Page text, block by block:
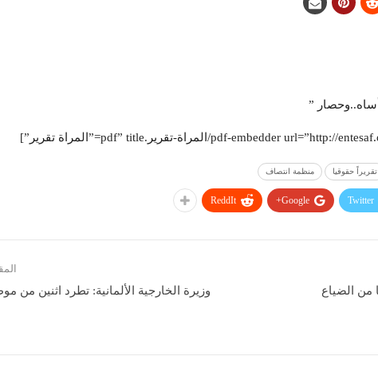
”
تقريراً حقوقيا منظمة انتصاف
Twitter
Google+
ReddIt
من الضياع
وزيرة الخارجية الألمانية: تطرد اثنين من